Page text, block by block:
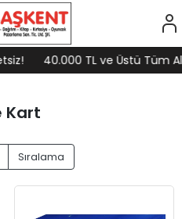
40.000 TL ve Üstü Tüm
Kart
Sıralama